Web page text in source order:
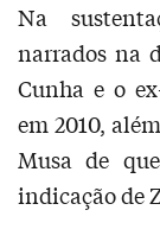
Na
narrados na
Cunha e o
em 2010,
Musa de
indicação de